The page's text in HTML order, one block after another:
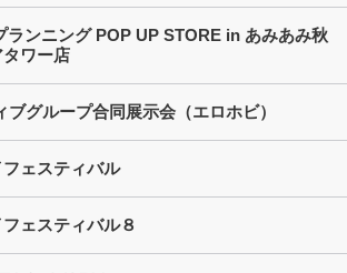
ランニング POP UP STORE in あみあみ秋
ワー店
ブグループ合同展示会（エロホビ）
ェスティバル
ェスティバル８